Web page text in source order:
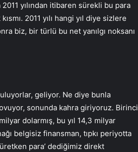
2011 yılından itibaren sürekli bu para
2011 yılı hangi yıl diye sizlere
biz, bir türlü bu net yanılgı noksanı
geliyor. Ne diye bunla
sonunda kahra giriyoruz. Birinci
dolarmış, bu yıl 14,3 milyar
belgisiz finansman, tıpkı periyotta
para’ dediğimiz direkt